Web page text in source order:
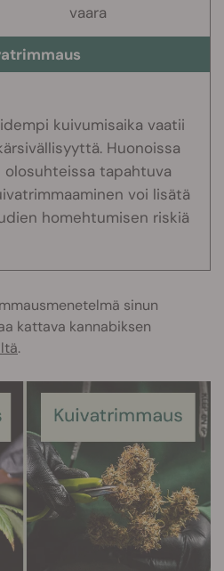
vaara
kuivumisaika vaatii
Huonoissa
olosuhteissa tapahtuva
voi lisätä
homehtumisen riskiä
sinun
kattava kannabiksen
.